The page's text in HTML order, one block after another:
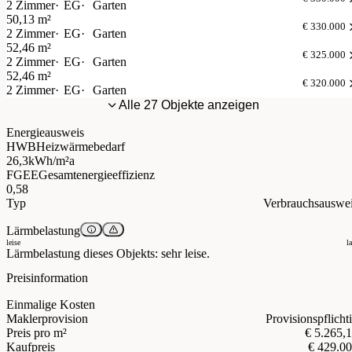
2 Zimmer EG Garten
50,13 m²
2 Zimmer
EG Garten
€ 330.000
52,46 m²
2 Zimmer
EG Garten
€ 325.000
52,46 m²
2 Zimmer
EG Garten
€ 320.000
Alle 27 Objekte anzeigen
Energieausweis
HWBHeizwärmebedarf
26,3kWh/m²a
FGEEGesamtenergieeffizienz
0,58
Typ
Lärmbelastung
leise
Lärmbelastung dieses Objekts: sehr leise.
Preisinformation
Einmalige Kosten
Maklerprovision
Preis pro m²
€
Kaufpreis
€